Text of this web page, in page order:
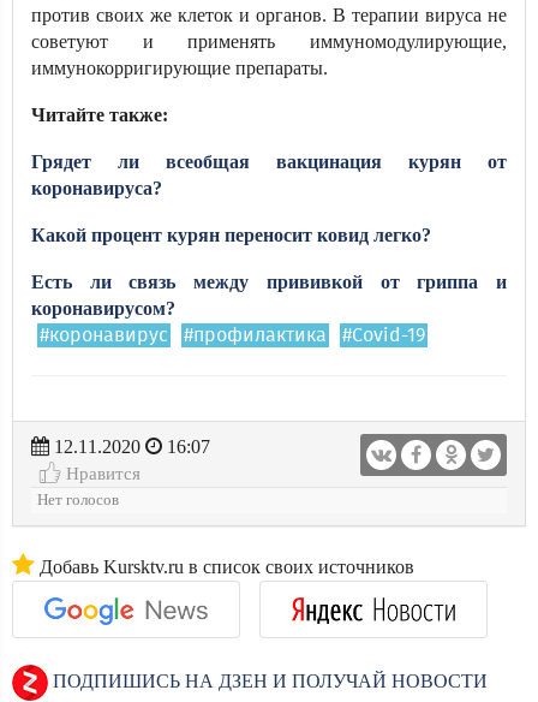
против своих же клеток и органов. В терапии вируса не
советуют и применять иммуномодулирующие,
иммунокорригирующие препараты.
Читайте также:
Грядет ли всеобщая вакцинация курян от
коронавируса?
Какой процент курян переносит ковид легко?
Есть ли связь между прививкой от гриппа и
коронавирусом?
#коронавирус #профилактика #Covid-19
12.11.2020
16:07
Нравится
Нет голосов
Добавь Kursktv.ru в список своих источников
ПОДПИШИСЬ НА ДЗЕН И ПОЛУЧАЙ НОВОСТИ